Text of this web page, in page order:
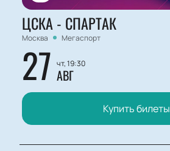
ЦСКА - СПАРТАК
Москва Мегаспорт
27 чт, 19:30
АВГ
Купить билеты